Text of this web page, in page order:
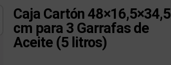
Caja Cartón 48×16,5×34,5
cm para 3 Garrafas de
Aceite (5 litros)